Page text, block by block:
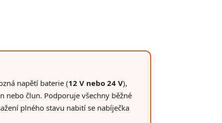
napětí baterie (12 V nebo 24 V),
nebo člun. Podporuje všechny běžné
plného stavu nabití se nabíječka